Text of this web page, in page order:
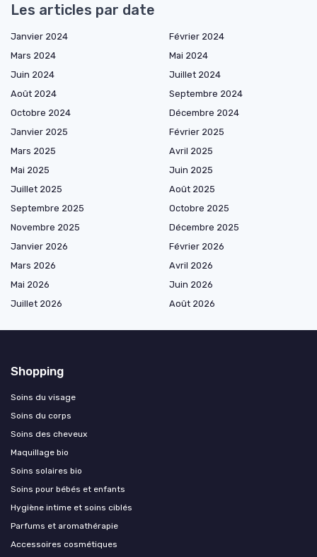
Les articles par date
Janvier 2024
Février 2024
Mars 2024
Mai 2024
Juin 2024
Juillet 2024
Août 2024
Septembre 2024
Octobre 2024
Décembre 2024
Janvier 2025
Février 2025
Mars 2025
Avril 2025
Mai 2025
Juin 2025
Juillet 2025
Août 2025
Septembre 2025
Octobre 2025
Novembre 2025
Décembre 2025
Janvier 2026
Février 2026
Mars 2026
Avril 2026
Mai 2026
Juin 2026
Juillet 2026
Août 2026
Shopping
Soins du visage
Soins du corps
Soins des cheveux
Maquillage bio
Soins solaires bio
Soins pour bébés et enfants
Hygiène intime et soins ciblés
Parfums et aromathérapie
Accessoires cosmétiques